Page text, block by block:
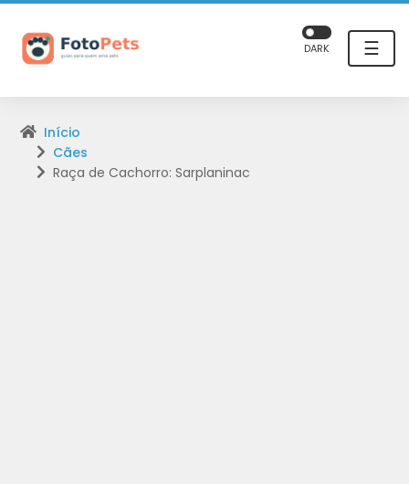
☰
DARK
Início
Cães
Raça de Cachorro: Sarplaninac